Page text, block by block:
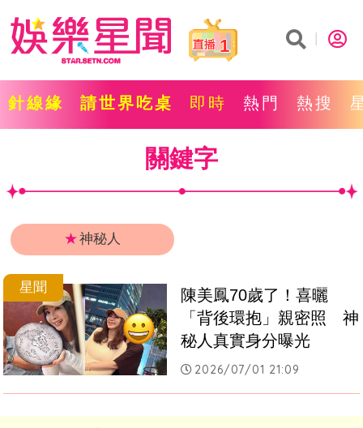
1
針線緣 請世界吃桌 即時 熱門 熱搜
關鍵字
★神秘人
星聞
陳美鳳70歲了！喜曬
「背後環抱」親密照　神
秘人真實身分曝光
2026/07/01 21:09